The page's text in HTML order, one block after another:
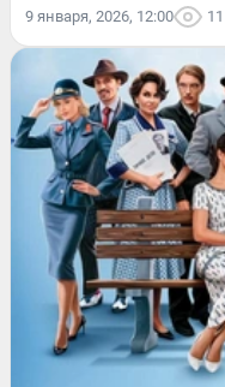
9 января, 2026, 12:00